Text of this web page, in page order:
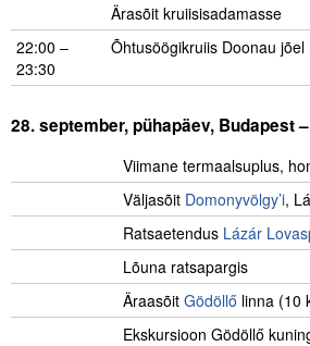
Ärasõit kruiisisadamasse
22:00 –
23:30
Õhtusöögikruiis Doonau jõel
28. september, pühapäev, Budapest
Viimane termaalsuplus,
Väljasõit Domonyvölgy’i,
Ratsaetendus Lázár
Lõuna ratsapargis
Äraasõit Gödöllő linna (10
Ekskursioon Gödöllő